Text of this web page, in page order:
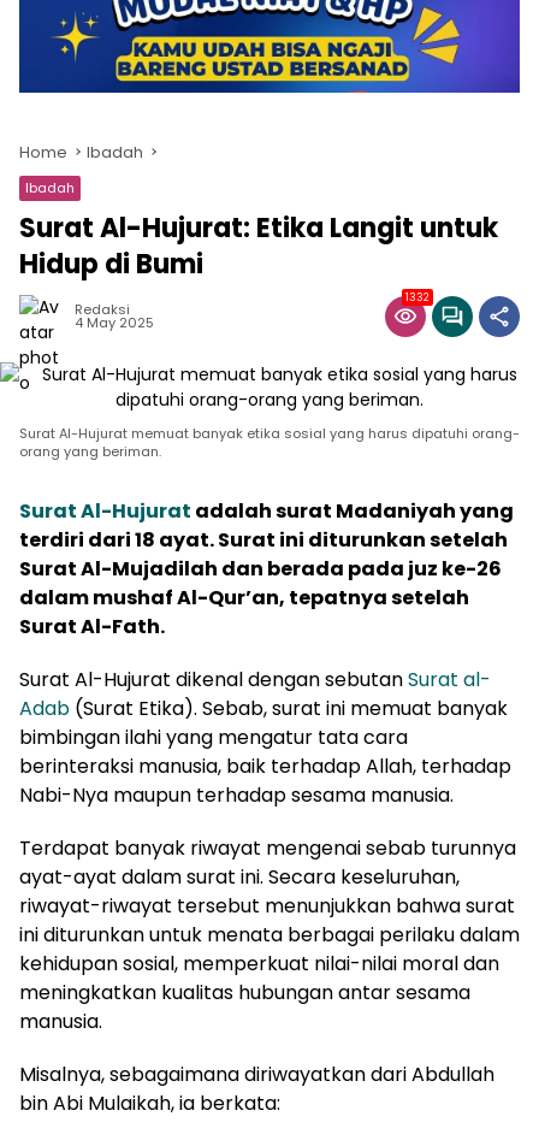
Home Ibadah
Ibadah
Surat Al-Hujurat: Etika Langit untuk
Hidup di Bumi
Redaksi
4 May 2025
1332
Surat Al-Hujurat memuat banyak etika sosial yang harus dipatuhi orang-
orang yang beriman.
Surat Al-Hujurat adalah surat Madaniyah yang
terdiri dari 18 ayat. Surat ini diturunkan setelah
Surat Al-Mujadilah dan berada pada juz ke-26
dalam mushaf Al-Qur’an, tepatnya setelah
Surat Al-Fath.
Surat Al-Hujurat dikenal dengan sebutanSurat al-
Adab (Surat Etika). Sebab, surat ini memuat banyak
bimbingan ilahi yang mengatur tata cara
berinteraksi manusia, baik terhadap Allah, terhadap
Nabi-Nya maupun terhadap sesama manusia.
Terdapat banyak riwayat mengenai sebab turunnya
ayat-ayat dalam surat ini. Secara keseluruhan,
riwayat-riwayat tersebut menunjukkan bahwa surat
ini diturunkan untuk menata berbagai perilaku dalam
kehidupan sosial, memperkuat nilai-nilai moral dan
meningkatkan kualitas hubungan antar sesama
manusia.
Misalnya, sebagaimana diriwayatkan dari Abdullah
bin Abi Mulaikah, ia berkata: